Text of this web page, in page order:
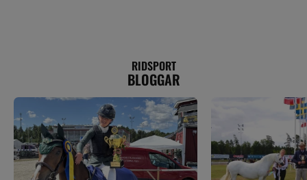
RIDSPORT
BLOGGAR